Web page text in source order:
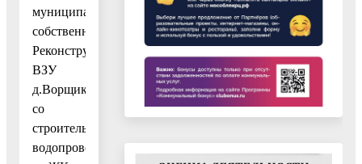
муниципальной
собственности:
Реконструкция
ВЗУ
д.Ворщиково
со
строительством
водопровода